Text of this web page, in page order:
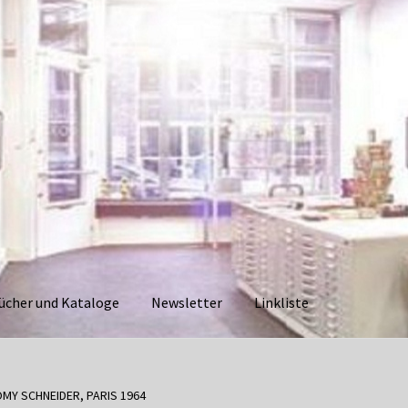
und Kataloge Newsletter Linkliste
SCHNEIDER, PARIS 1964